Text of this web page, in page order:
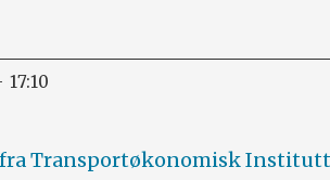
17:10
Transportøkonomisk